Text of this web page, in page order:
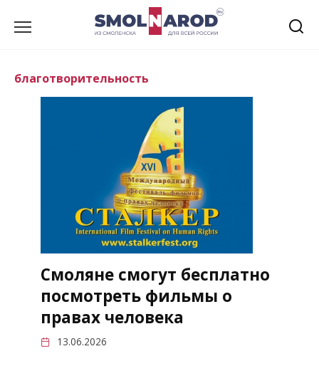
благотворительность
Смоляне смогут бесплатно
посмотреть фильмы о
правах человека
13.06.2026